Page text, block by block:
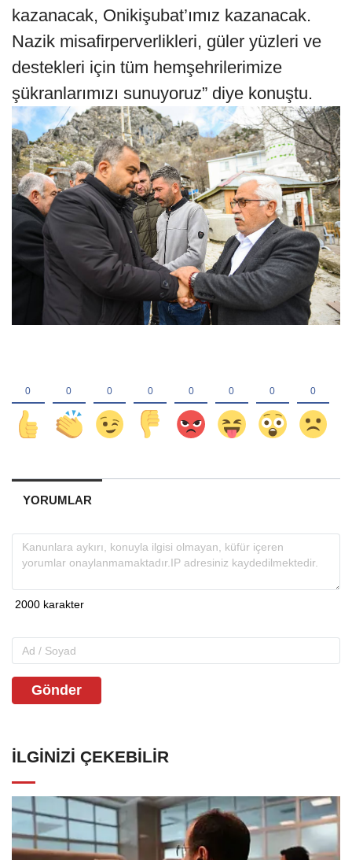
kazanacak, Onikişubat’ımız kazanacak.
Nazik misafirperverlikleri, güler yüzleri ve
destekleri için tüm hemşehrilerimize
şükranlarımızı sunuyoruz” diye konuştu.
YORUMLAR
Gönder
İLGINIZI ÇEKEBILIR